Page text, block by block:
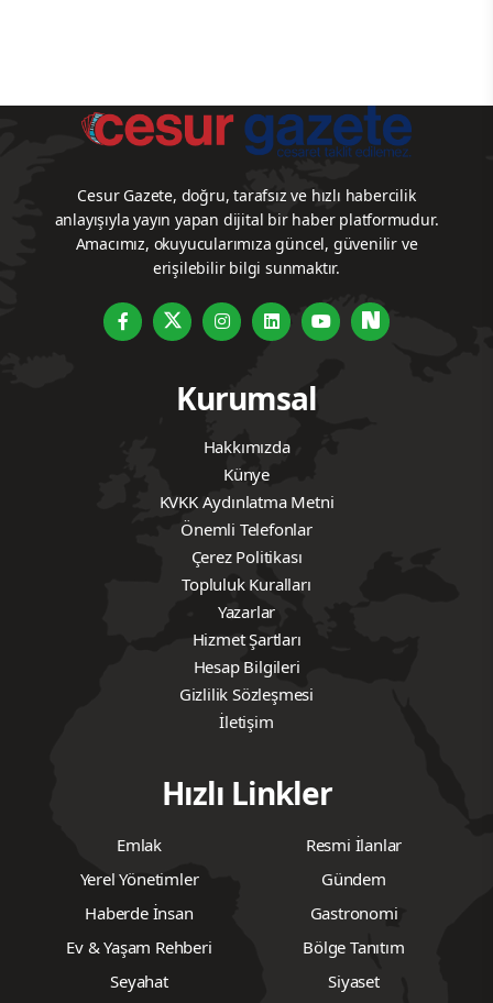
Cesur Gazete, doğru, tarafsız ve hızlı habercilik
anlayışıyla yayın yapan dijital bir haber platformudur.
Amacımız, okuyucularımıza güncel, güvenilir ve
erişilebilir bilgi sunmaktır.
Kurumsal
Hakkımızda
Künye
KVKK Aydınlatma Metni
Önemli Telefonlar
Çerez Politikası
Topluluk Kuralları
Yazarlar
Hizmet Şartları
Hesap Bilgileri
Gizlilik Sözleşmesi
İletişim
Hızlı Linkler
Emlak
Resmi İlanlar
Yerel Yönetimler
Gündem
Haberde İnsan
Gastronomi
Ev & Yaşam Rehberi
Bölge Tanıtım
Seyahat
Siyaset